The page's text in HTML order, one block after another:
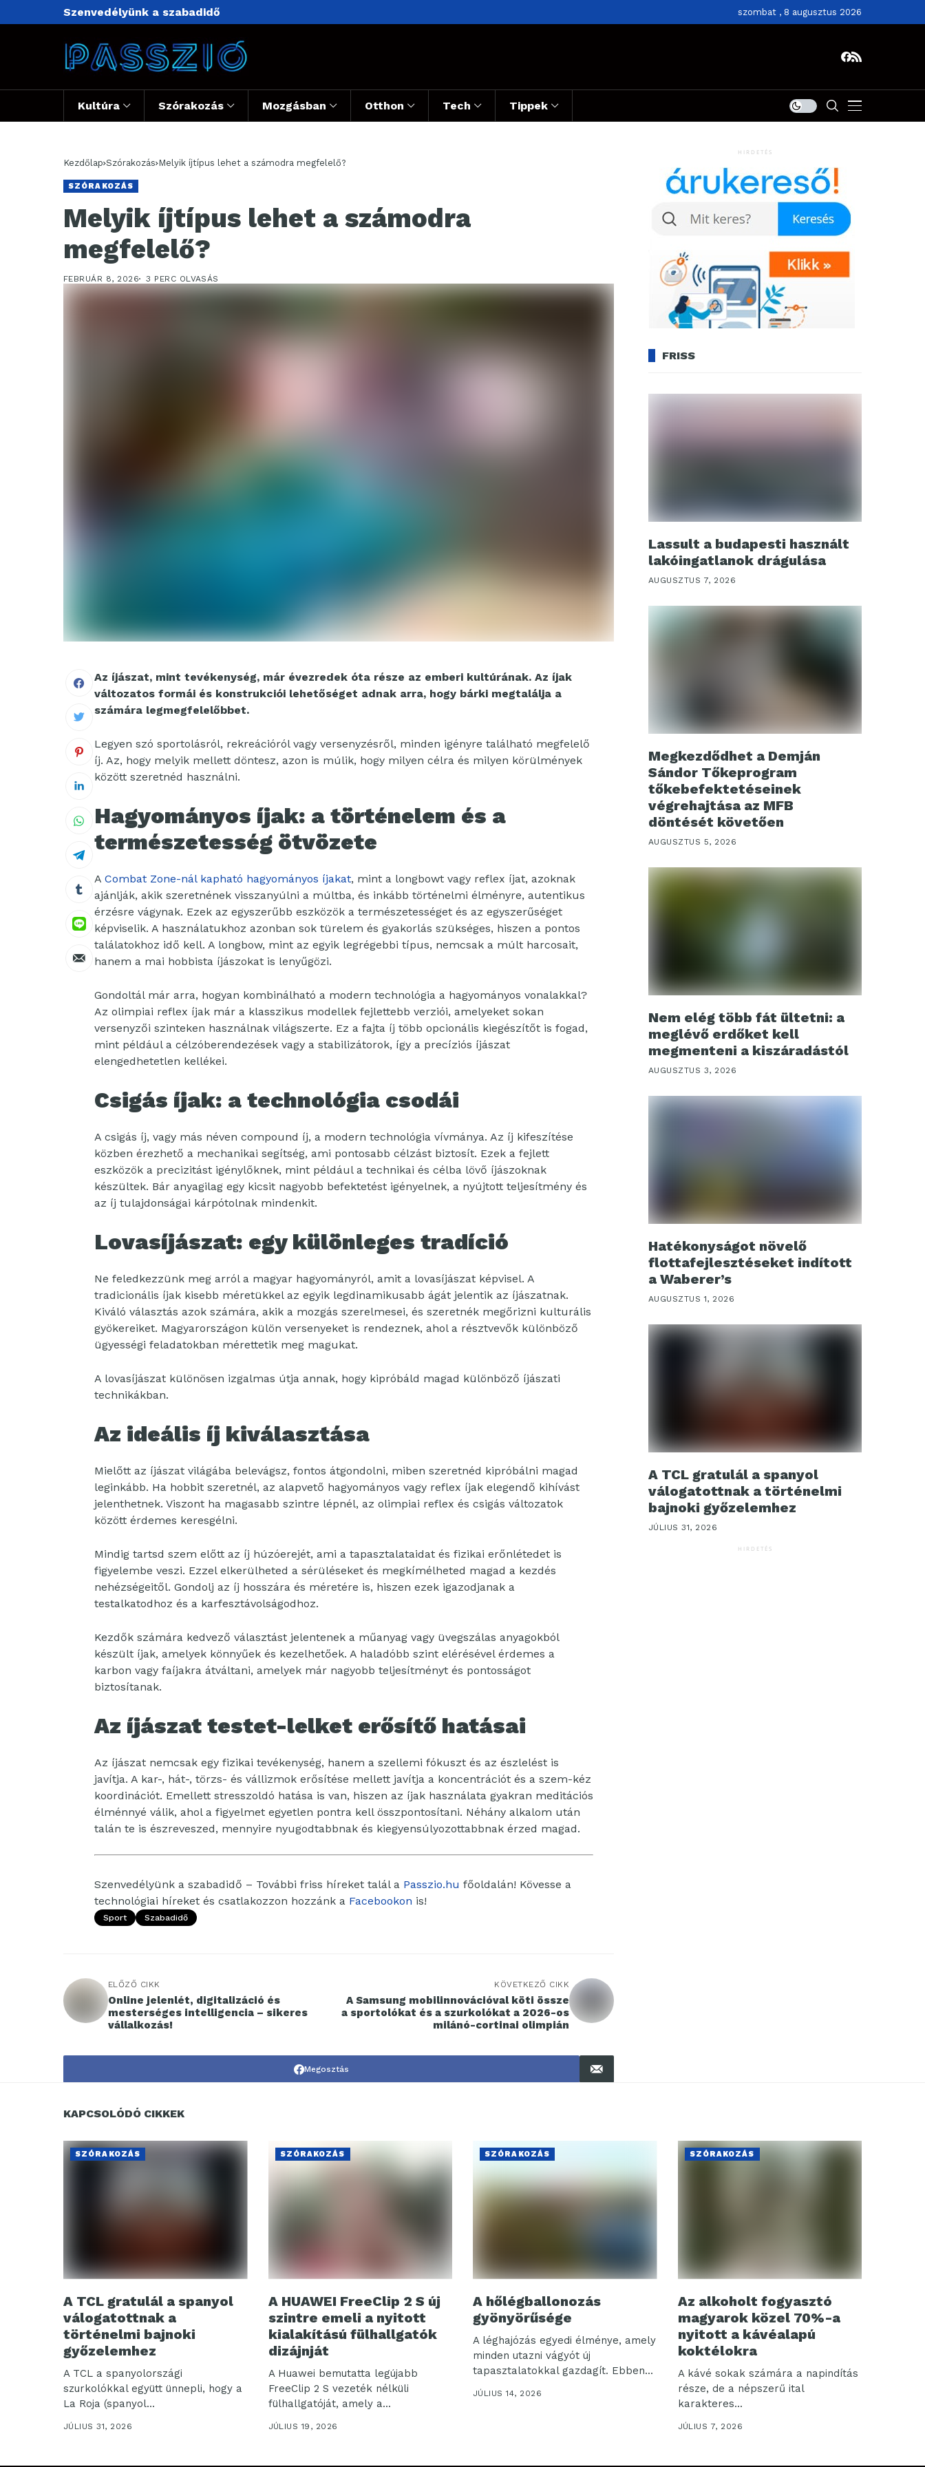
Szenvedélyünk a szabadidő szombat , 8 augusztus 2026
Kultúra Szórakozás Mozgásban Otthon Tech Tippek
Kezdőlap Szórakozás Melyik íjtípus lehet a számodra megfelelő?
SZÓRAKOZÁS
Melyik íjtípus lehet a számodra
megfelelő?
FEBRUÁR 8, 2026 3 PERC OLVASÁS
Az íjászat, mint tevékenység, már évezredek óta része az emberi kultúrának. Az íjak
változatos formái és konstrukciói lehetőséget adnak arra, hogy bárki megtalálja a
számára legmegfelelőbbet.
Legyen szó sportolásról, rekreációról vagy versenyzésről, minden igényre található megfelelő
íj. Az, hogy melyik mellett döntesz, azon is múlik, hogy milyen célra és milyen körülmények
között szeretnéd használni.
Hagyományos íjak: a történelem és a
természetesség ötvözete
A Combat Zone-nál kapható hagyományos íjakat, mint a longbowt vagy reflex íjat, azoknak
ajánlják, akik szeretnének visszanyúlni a múltba, és inkább történelmi élményre, autentikus
érzésre vágynak. Ezek az egyszerűbb eszközök a természetességet és az egyszerűséget
képviselik. A használatukhoz azonban sok türelem és gyakorlás szükséges, hiszen a pontos
találatokhoz idő kell. A longbow, mint az egyik legrégebbi típus, nemcsak a múlt harcosait,
hanem a mai hobbista íjászokat is lenyűgözi.
Gondoltál már arra, hogyan kombinálható a modern technológia a hagyományos vonalakkal?
Az olimpiai reflex íjak már a klasszikus modellek fejlettebb verziói, amelyeket sokan
versenyzői szinteken használnak világszerte. Ez a fajta íj több opcionális kiegészítőt is fogad,
mint például a célzóberendezések vagy a stabilizátorok, így a precíziós íjászat
elengedhetetlen kellékei.
Csigás íjak: a technológia csodái
A csigás íj, vagy más néven compound íj, a modern technológia vívmánya. Az íj kifeszítése
közben érezhető a mechanikai segítség, ami pontosabb célzást biztosít. Ezek a fejlett
eszközök a precizitást igénylőknek, mint például a technikai és célba lövő íjászoknak
készültek. Bár anyagilag egy kicsit nagyobb befektetést igényelnek, a nyújtott teljesítmény és
az íj tulajdonságai kárpótolnak mindenkit.
Lovasíjászat: egy különleges tradíció
Ne feledkezzünk meg arról a magyar hagyományról, amit a lovasíjászat képvisel. A
tradicionális íjak kisebb méretükkel az egyik legdinamikusabb ágát jelentik az íjászatnak.
Kiváló választás azok számára, akik a mozgás szerelmesei, és szeretnék megőrizni kulturális
gyökereiket. Magyarországon külön versenyeket is rendeznek, ahol a résztvevők különböző
ügyességi feladatokban mérettetik meg magukat.
A lovasíjászat különösen izgalmas útja annak, hogy kipróbáld magad különböző íjászati
technikákban.
Az ideális íj kiválasztása
Mielőtt az íjászat világába belevágsz, fontos átgondolni, miben szeretnéd kipróbálni magad
leginkább. Ha hobbit szeretnél, az alapvető hagyományos vagy reflex íjak elegendő kihívást
jelenthetnek. Viszont ha magasabb szintre lépnél, az olimpiai reflex és csigás változatok
között érdemes keresgélni.
Mindig tartsd szem előtt az íj húzóerejét, ami a tapasztalataidat és fizikai erőnlétedet is
figyelembe veszi. Ezzel elkerülheted a sérüléseket és megkímélheted magad a kezdés
nehézségeitől. Gondolj az íj hosszára és méretére is, hiszen ezek igazodjanak a
testalkatodhoz és a karfesztávolságodhoz.
Kezdők számára kedvező választást jelentenek a műanyag vagy üvegszálas anyagokból
készült íjak, amelyek könnyűek és kezelhetőek. A haladóbb szint elérésével érdemes a
karbon vagy faíjakra átváltani, amelyek már nagyobb teljesítményt és pontosságot
biztosítanak.
Az íjászat testet-lelket erősítő hatásai
Az íjászat nemcsak egy fizikai tevékenység, hanem a szellemi fókuszt és az észlelést is
javítja. A kar-, hát-, törzs- és vállizmok erősítése mellett javítja a koncentrációt és a szem-kéz
koordinációt. Emellett stresszoldó hatása is van, hiszen az íjak használata gyakran meditációs
élménnyé válik, ahol a figyelmet egyetlen pontra kell összpontosítani. Néhány alkalom után
talán te is észreveszed, mennyire nyugodtabbnak és kiegyensúlyozottabbnak érzed magad.
Szenvedélyünk a szabadidő – További friss híreket talál a Passzio.hu főoldalán! Kövesse a
technológiai híreket és csatlakozzon hozzánk a Facebookon is!
Sport Szabadidő
ELŐZŐ CIKK
Online jelenlét, digitalizáció és
mesterséges intelligencia – sikeres
vállalkozás!
KÖVETKEZŐ CIKK
A Samsung mobilinnovációval köti össze
a sportolókat és a szurkolókat a 2026-os
milánó-cortinai olimpián
Megosztás
HIRDETÉS
FRISS
Lassult a budapesti használt
lakóingatlanok drágulása
AUGUSZTUS 7, 2026
Megkezdődhet a Demján
Sándor Tőkeprogram
tőkebefektetéseinek
végrehajtása az MFB
döntését követően
AUGUSZTUS 5, 2026
Nem elég több fát ültetni: a
meglévő erdőket kell
megmenteni a kiszáradástól
AUGUSZTUS 3, 2026
Hatékonyságot növelő
flottafejlesztéseket indított
a Waberer’s
AUGUSZTUS 1, 2026
A TCL gratulál a spanyol
válogatottnak a történelmi
bajnoki győzelemhez
JÚLIUS 31, 2026
HIRDETÉS
KAPCSOLÓDÓ CIKKEK
SZÓRAKOZÁS
A TCL gratulál a spanyol
válogatottnak a
történelmi bajnoki
győzelemhez
A TCL a spanyolországi
szurkolókkal együtt ünnepli, hogy a
La Roja (spanyol...
JÚLIUS 31, 2026
SZÓRAKOZÁS
A HUAWEI FreeClip 2 S új
szintre emeli a nyitott
kialakítású fülhallgatók
dizájnját
A Huawei bemutatta legújabb
FreeClip 2 S vezeték nélküli
fülhallgatóját, amely a...
JÚLIUS 19, 2026
SZÓRAKOZÁS
A hőlégballonozás
gyönyörűsége
A léghajózás egyedi élménye, amely
minden utazni vágyót új
tapasztalatokkal gazdagít. Ebben...
JÚLIUS 14, 2026
SZÓRAKOZÁS
Az alkoholt fogyasztó
magyarok közel 70%-a
nyitott a kávéalapú
koktélokra
A kávé sokak számára a napindítás
része, de a népszerű ital
karakteres...
JÚLIUS 7, 2026